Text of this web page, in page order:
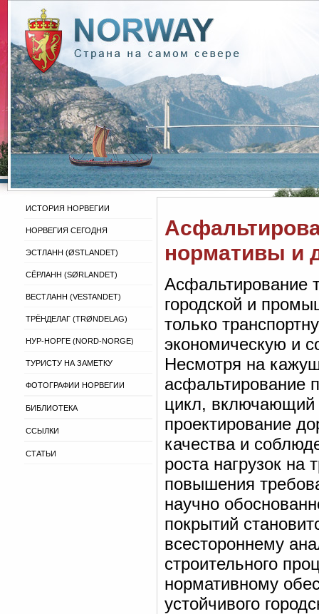
ИСТОРИЯ НОРВЕГИИ
НОРВЕГИЯ СЕГОДНЯ
ЭСТЛАНН (ØSTLANDET)
СЁРЛАНН (SØRLANDET)
ВЕСТЛАНН (VESTANDET)
ТРЁНДЕЛАГ (TRØNDELAG)
НУР-НОРГЕ (NORD-NORGE)
ТУРИСТУ НА ЗАМЕТКУ
ФОТОГРАФИИ НОРВЕГИИ
БИБЛИОТЕКА
ССЫЛКИ
СТАТЬИ
нормативы и
Асфальтирование
городской и
только
экономическую и
Несмотря на
асфальтирование
цикл, включающий
проектирование
качества и
роста нагрузок на
повышения
научно
покрытий
всестороннему
строительного
нормативному
устойчивого